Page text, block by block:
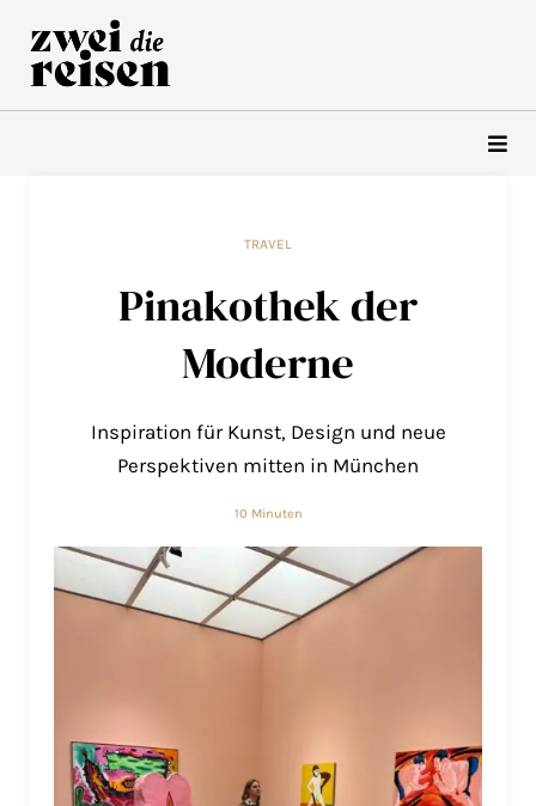
Inhalt
springen
TRAVEL
Pinakothek der
Moderne
Inspiration für Kunst, Design und neue
Perspektiven mitten in München
10 Minuten